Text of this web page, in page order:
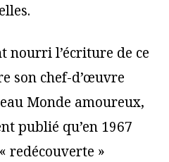
nourri l’écriture de ce
son chef-d’œuvre
Monde amoureux,
publié qu’en 1967
redécouverte »